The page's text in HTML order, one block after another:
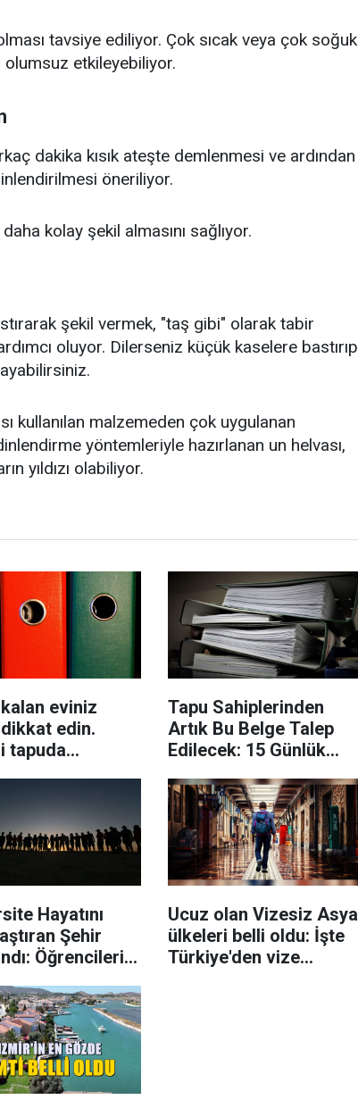
tavsiye ediliyor. Çok sıcak veya çok soğuk
olumsuz etkileyebiliyor.
dakika kısık ateşte demlenmesi ve ardından
öneriliyor.
kolay şekil almasını sağlıyor.
şekil vermek, "taş gibi" olarak tabir
oluyor. Dilerseniz küçük kaselere bastırıp
kullanılan malzemeden çok uygulanan
yöntemleriyle hazırlanan un helvası,
yıldızı olabiliyor.
eviniz
edin.
tapuda
Tapu Sahiplerinden
Artık Bu Belge Talep
Edilecek: 15 Günlük
Hayatını
Şehir
Öğrencilerin
Ucuz olan Vizesiz Asya
ülkeleri belli oldu: İşte
Türkiye'den vize